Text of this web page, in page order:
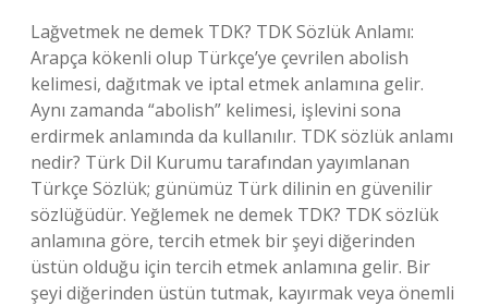
Lağvetmek ne demek TDK? TDK Sözlük Anlamı:
Arapça kökenli olup Türkçe’ye çevrilen abolish
kelimesi, dağıtmak ve iptal etmek anlamına gelir.
Aynı zamanda “abolish” kelimesi, işlevini sona
erdirmek anlamında da kullanılır. TDK sözlük anlamı
nedir? Türk Dil Kurumu tarafından yayımlanan
Türkçe Sözlük; günümüz Türk dilinin en güvenilir
sözlüğüdür. Yeğlemek ne demek TDK? TDK sözlük
anlamına göre, tercih etmek bir şeyi diğerinden
üstün olduğu için tercih etmek anlamına gelir. Bir
şeyi diğerinden üstün tutmak, kayırmak veya önemli